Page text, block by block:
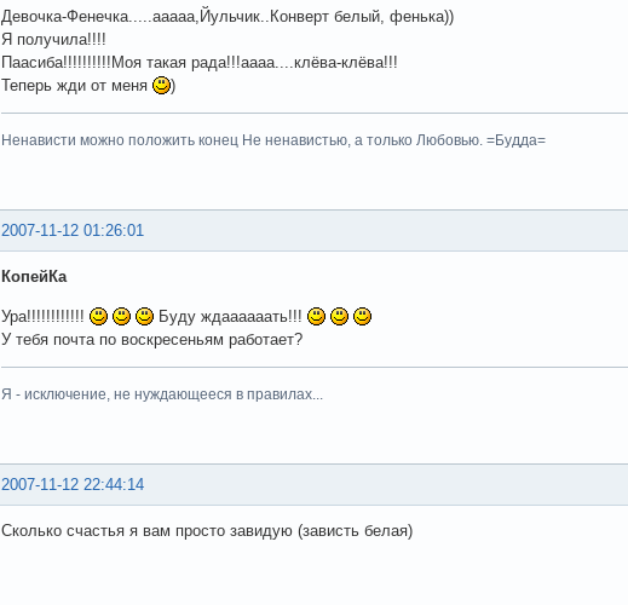
Девочка-Фенечка.....ааааа,Йульчик..Конверт белый, фенька))
Я получила!!!!
Паасиба!!!!!!!!!!Моя такая рада!!!аааа....клёва-клёва!!!
Теперь жди от меня
)
Ненависти можно положить конец Не ненавистью, а только Любовью. =Будда=
2007-11-12 01:26:01
КопейКа
Ура!!!!!!!!!!!!
Буду ждаааааать!!!
У тебя почта по воскресеньям работает?
Я - исключение, не нуждающееся в правилах...
2007-11-12 22:44:14
Сколько счастья я вам просто завидую (зависть белая)